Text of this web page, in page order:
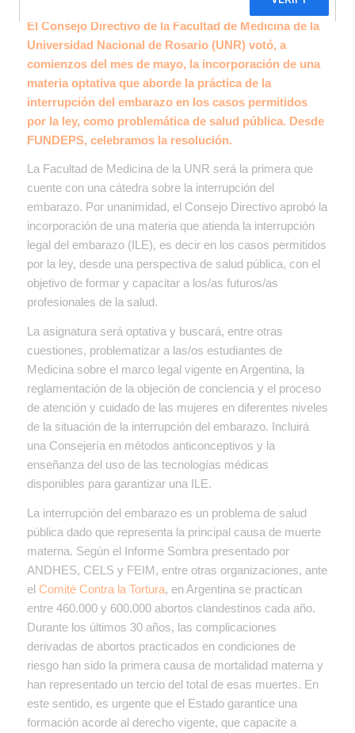
El Consejo Directivo de la Facultad de Medicina de la
Universidad Nacional de Rosario (UNR) votó, a
comienzos del mes de mayo, la incorporación de una
materia optativa que aborde la práctica de la
interrupción del embarazo en los casos permitidos
por la ley, como problemática de salud pública. Desde
FUNDEPS, celebramos la resolución.
La Facultad de Medicina de la UNR será la primera que
cuente con una cátedra sobre la interrupción del
embarazo. Por unanimidad, el Consejo Directivo aprobó la
incorporación de una materia que atienda la interrupción
legal del embarazo (ILE), es decir en los casos permitidos
por la ley, desde una perspectiva de salud pública, con el
objetivo de formar y capacitar a los/as futuros/as
profesionales de la salud.
La asignatura será optativa y buscará, entre otras
cuestiones, problematizar a las/os estudiantes de
Medicina sobre el marco legal vigente en Argentina, la
reglamentación de la objeción de conciencia y el proceso
de atención y cuidado de las mujeres en diferentes niveles
de la situación de la interrupción del embarazo. Incluirá
una Consejería en métodos anticonceptivos y la
enseñanza del uso de las tecnologías médicas
disponibles para garantizar una ILE.
La interrupción del embarazo es un problema de salud
pública dado que representa la principal causa de muerte
materna. Según el Informe Sombra presentado por
ANDHES, CELS y FEIM, entre otras organizaciones, ante
el Comité Contra la Tortura, en Argentina se practican
entre 460.000 y 600.000 abortos clandestinos cada año.
Durante los últimos 30 años, las complicaciones
derivadas de abortos practicados en condiciones de
riesgo han sido la primera causa de mortalidad materna y
han representado un tercio del total de esas muertes. En
este sentido, es urgente que el Estado garantice una
formación acorde al derecho vigente, que capacite a